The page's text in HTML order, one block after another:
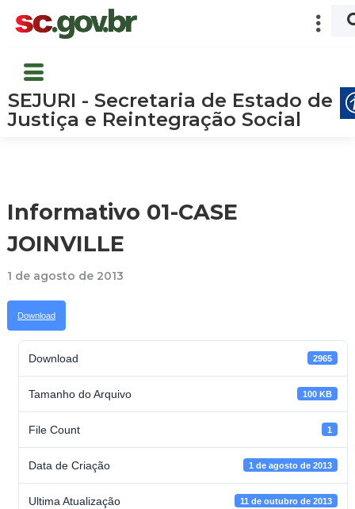
SEJURI - Secretaria de Estado de
Justiça e Reintegração Social
Informativo 01-CASE
JOINVILLE
1 de agosto de 2013
Download
Download 2965
Tamanho do Arquivo 100 KB
File Count 1
Data de Criação 1 de agosto de 2013
Ultima Atualização 11 de outubro de 2013